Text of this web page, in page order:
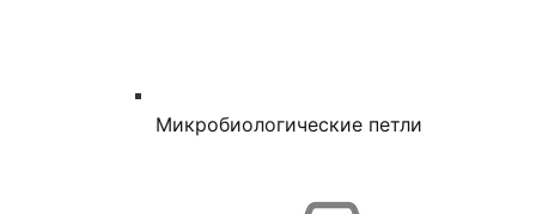
Микробиологические петли